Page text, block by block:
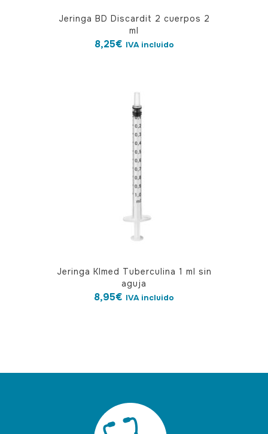
Jeringa BD Discardit 2 cuerpos 2
ml
8,25€ IVA incluido
Jeringa Klmed Tuberculina 1 ml sin
aguja
8,95€ IVA incluido